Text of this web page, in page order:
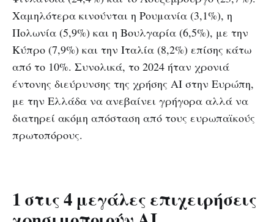
Χαμηλότερα κινούνται η Ρουμανία (3,1%), η
Πολωνία (5,9%) και η Βουλγαρία (6,5%), με την
Κύπρο (7,9%) και την Ιταλία (8,2%) επίσης κάτω
από το 10%. Συνολικά, το 2024 ήταν χρονιά
έντονης διεύρυνσης της χρήσης ΑΙ στην Ευρώπη,
με την Ελλάδα να ανεβαίνει γρήγορα αλλά να
διατηρεί ακόμη απόσταση από τους ευρωπαϊκούς
πρωτοπόρους.
1 στις 4 μεγάλες επιχειρήσεις